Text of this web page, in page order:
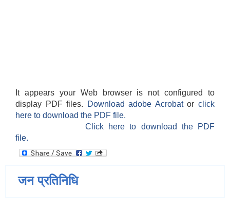
It appears your Web browser is not configured to
display PDF files.
Download adobe Acrobatorclick
here to download the PDF file.
Click here to download the PDF
file.
जन प्रतिनिधि